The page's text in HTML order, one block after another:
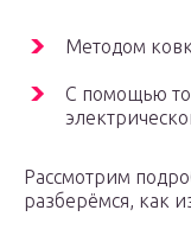
Методом
С помощью
Рассмотрим
разберёмся, как